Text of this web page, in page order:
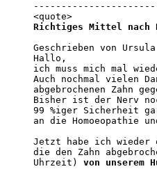
Richtiges Mittel nach
Geschrieben von
Hallo,
ich muss mich mal
Auch nochmal vielen
abgebrochenen Zahn
Bisher ist der Nerv
99 %iger Sicherheit
an die Homoeopathie
Jetzt habe ich wieder
die den Zahn
Uhrzeit) von unserem